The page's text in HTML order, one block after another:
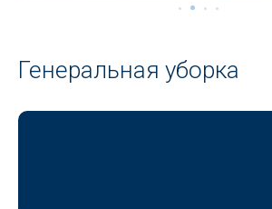
Генеральная уборка